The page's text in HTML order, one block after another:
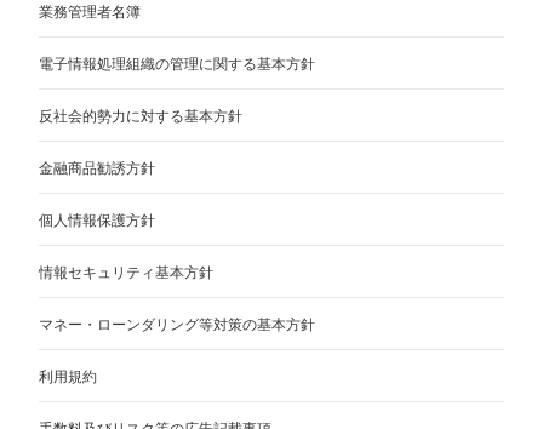
業務管理者名簿
電子情報処理組織の管理に関する基本方針
反社会的勢力に対する基本方針
金融商品勧誘方針
個人情報保護方針
情報セキュリティ基本方針
マネー・ローンダリング等対策の基本方針
利用規約